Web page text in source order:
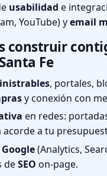
usabilidad e
YouTube) yemail
construir
Fe
, portales,
y conexión con
en redes:
a tu
Google(Analytics,
deSEO on-page.